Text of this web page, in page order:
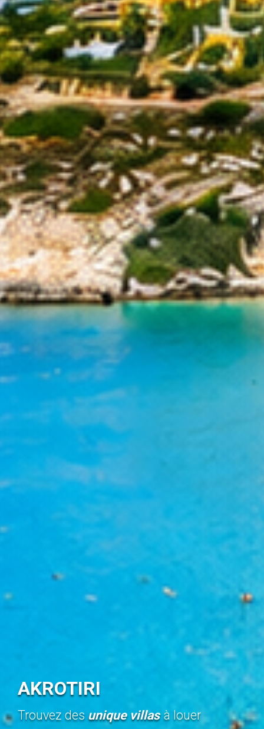
AKROTIRI
Trouvez des unique villas à louer